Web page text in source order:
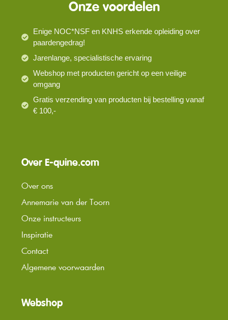
Onze voordelen
Enige NOC*NSF en KNHS erkende opleiding over
paardengedrag!
Jarenlange, specialistische ervaring
Webshop met producten gericht op een veilige
omgang
Gratis verzending van producten bij bestelling vanaf
€ 100,-
Over E-quine.com
Over ons
Annemarie van der Toorn
Onze instructeurs
Inspiratie
Contact
Algemene voorwaarden
Webshop